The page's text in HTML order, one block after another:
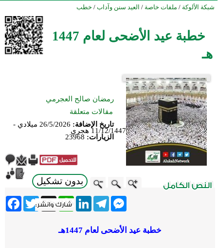
شبكة الألوكة / ملفات خاصة / العيد سنن وآداب / خطب
خطبة عيد الأضحى لعام 1447
هـ
رمضان صالح العجرمي
مقالات متعلقة
تاريخ الإضافة:
26/5/2026 ميلادي -
11/12/1447 هجري
الزيارات: 23968
بدون تشكيل
Twitter X
WhatsApp
LinkedInTelegram
Messenger
خطبة عيد الأضحى لعام 1447هـ